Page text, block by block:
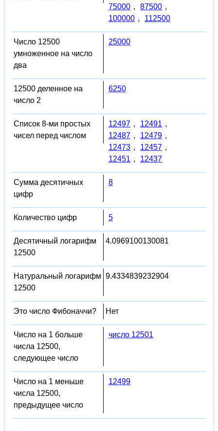
75000 , 87500 ,
100000 , 112500
Число 12500
умноженное на число
два
25000
12500 деленное на
число 2
6250
Список 8-ми простых
чисел перед числом
12497 , 12491 ,
12487 , 12479 ,
12473 , 12457 ,
12451 , 12437
Сумма десятичных
цифр
8
Количество цифр 5
Десятичный логарифм
12500
4.0969100130081
Натуральный логарифм
12500
9.4334839232904
Это число Фибоначчи? Нет
Число на 1 больше
числа 12500,
следующее число
число 12501
Число на 1 меньше
числа 12500,
предыдущее число
12499